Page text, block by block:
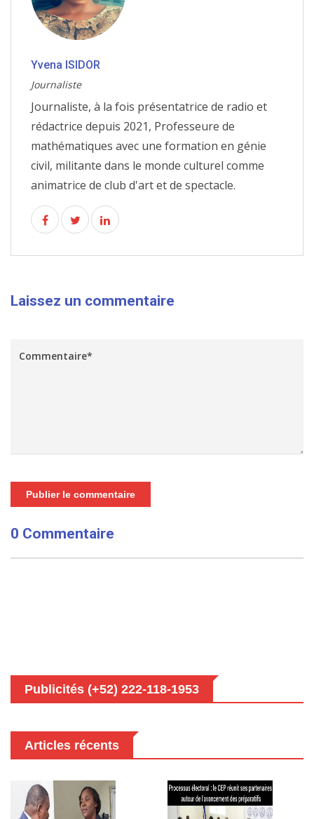
Yvena ISIDOR
Journaliste
Journaliste, à la fois présentatrice de radio et
rédactrice depuis 2021, Professeure de
mathématiques avec une formation en génie
civil, militante dans le monde culturel comme
animatrice de club d'art et de spectacle.
Laissez un commentaire
Publier le commentaire
0 Commentaire
Publicités (+52) 222-118-1953
Articles récents